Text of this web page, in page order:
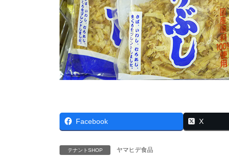
Facebook X
テナントSHOP ヤマヒデ食品